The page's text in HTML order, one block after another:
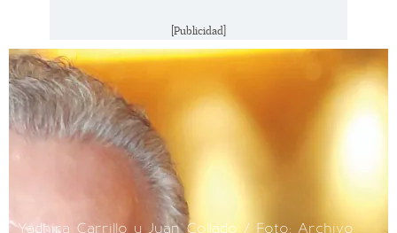
[Publicidad]
Yadhira Carrillo y Juan Collado / Foto: Archivo